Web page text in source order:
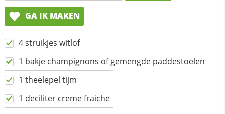
GA IK MAKEN
4 struikjes witlof
1 bakje champignons of gemengde paddestoelen
1 theelepel tijm
1 deciliter creme fraiche